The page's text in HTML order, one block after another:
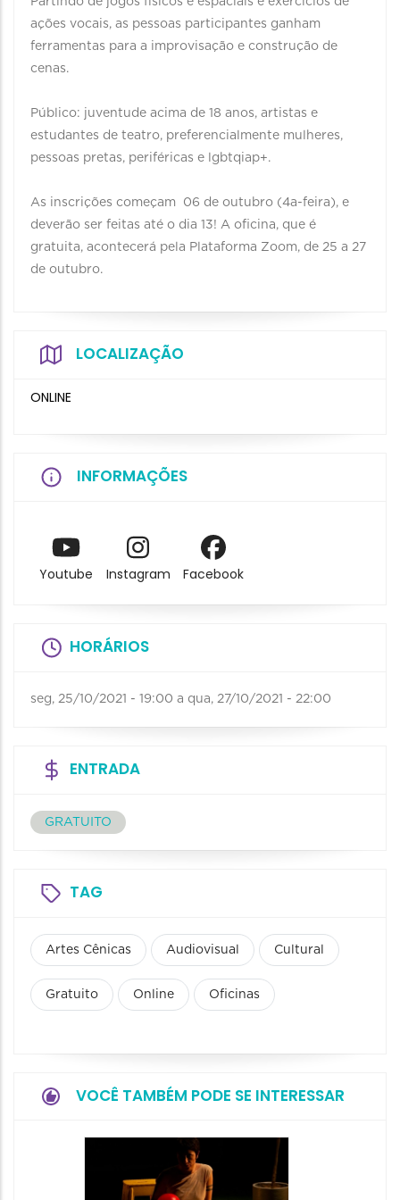
ações vocais, as pessoas participantes ganham
ferramentas para a improvisação e construção de
cenas.
Público: juventude acima de 18 anos, artistas e
estudantes de teatro, preferencialmente mulheres,
pessoas pretas, periféricas e lgbtqiap+.
As inscrições começam 06 de outubro (4a-feira), e
deverão ser feitas até o dia 13! A oficina, que é
gratuita, acontecerá pela Plataforma Zoom, de 25 a 27
de outubro.
LOCALIZAÇÃO
ONLINE
INFORMAÇÕES
Youtube Instagram Facebook
HORÁRIOS
seg, 25/10/2021 - 19:00 a qua, 27/10/2021 - 22:00
ENTRADA
GRATUITO
TAG
Artes Cênicas Audiovisual Cultural
Gratuito Online Oficinas
VOCÊ TAMBÉM PODE SE INTERESSAR